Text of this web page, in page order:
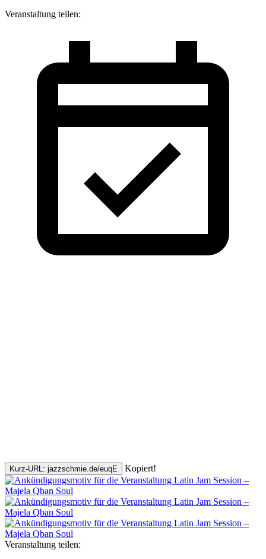
Veranstaltung teilen:
Kurz-URL: jazzschmie.de/euqE Kopiert!
Veranstaltung teilen: